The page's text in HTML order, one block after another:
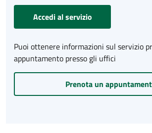
Accedi al servizio
Puoi ottenere informazioni sul servizio
appuntamento presso gli uffici
Prenota un